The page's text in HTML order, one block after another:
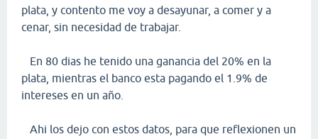
plata, y contento me voy a desayunar, a comer y a
cenar, sin necesidad de trabajar.
En 80 dias he tenido una ganancia del 20% en la
plata, mientras el banco esta pagando el 1.9% de
intereses en un año.
Ahi los dejo con estos datos, para que reflexionen un